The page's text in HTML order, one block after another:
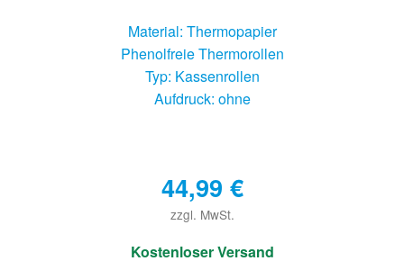
Material: Thermopapier
Phenolfreie Thermorollen
Typ: Kassenrollen
Aufdruck: ohne
44,99 €
zzgl. MwSt.
€
Kostenloser Versand